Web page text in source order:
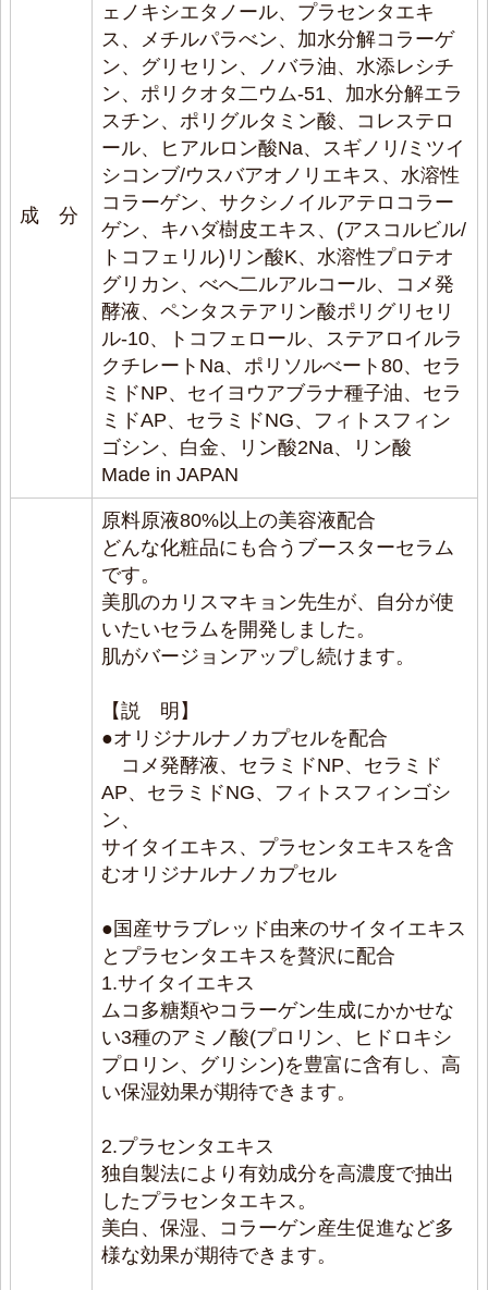
成 分
ェノキシエタノール、プラセンタエキ
ス、メチルパラべン、加水分解コラーゲ
ン、グリセリン、ノバラ油、水添レシチ
ン、ポリクオタ二ウム-51、加水分解エラ
スチン、ポリグルタミン酸、コレステロ
ール、ヒアルロン酸Na、スギノリ/ミツイ
シコンブ/ウスバアオノリエキス、水溶性
コラーゲン、サクシノイルアテロコラー
ゲン、キハダ樹皮エキス、(アスコルビル/
トコフェリル)リン酸K、水溶性プロテオ
グリカン、べへ二ルアルコール、コメ発
酵液、ペンタステアリン酸ポリグリセリ
ル-10、トコフェロール、ステアロイルラ
クチレートNa、ポリソルべート80、セラ
ミドNP、セイヨウアブラナ種子油、セラ
ミドAP、セラミドNG、フィトスフィン
ゴシン、白金、リン酸2Na、リン酸
Made in JAPAN
原料原液80%以上の美容液配合
どんな化粧品にも合うブースターセラム
です。
美肌のカリスマキョン先生が、自分が使
いたいセラムを開発しました。
肌がバージョンアップし続けます。
【説 明】
●オリジナルナノカプセルを配合
コメ発酵液、セラミドNP、セラミド
AP、セラミドNG、フィトスフィンゴシ
ン、
サイタイエキス、プラセンタエキスを含
むオリジナルナノカプセル
●国産サラブレッド由来のサイタイエキス
とプラセンタエキスを贅沢に配合
1.サイタイエキス
ムコ多糖類やコラーゲン生成にかかせな
い3種のアミノ酸(プロリン、ヒドロキシ
プロリン、グリシン)を豊富に含有し、高
い保湿効果が期待できます。
2.プラセンタエキス
独自製法により有効成分を高濃度で抽出
したプラセンタエキス。
美白、保湿、コラーゲン産生促進など多
様な効果が期待できます。